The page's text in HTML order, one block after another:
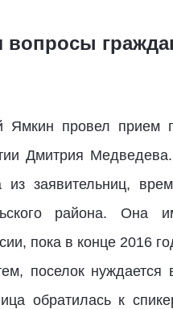
вопросы
Ямкин провел
Дмитрия
заявительниц,
района. Она
пока в конце 2016
поселок нуждается
обратилась к